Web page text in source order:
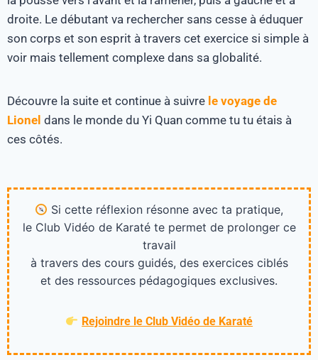
droite. Le débutant va rechercher sans cesse à éduquer
son corps et son esprit à travers cet exercice si simple à
voir mais tellement complexe dans sa globalité.
Découvre la suite et continue à suivre le voyage de
Lionel dans le monde du Yi Quan comme tu tu étais à
ces côtés.
Si cette réflexion résonne avec ta pratique,
le Club Vidéo de Karaté te permet de prolonger ce
travail
à travers des cours guidés, des exercices ciblés
et des ressources pédagogiques exclusives.
Rejoindre le Club Vidéo de Karaté